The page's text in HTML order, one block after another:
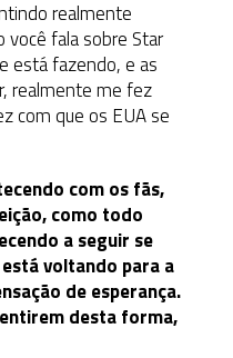
realmente
você fala sobre Star
está fazendo, e as
realmente me fez
com que os EUA se
com os fãs,
como todo
a seguir se
voltando para a
de esperança.
desta forma,